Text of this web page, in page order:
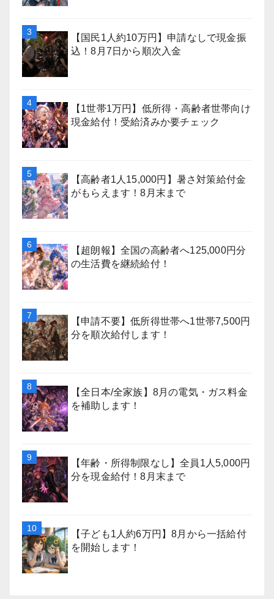
【国民1人約10万円】申請なしで現金振
込！8月7日から順次入金
【1世帯1万円】低所得・高齢者世帯向け
現金給付！受給済みか要チェック
【高齢者1人15,000円】暑さ対策給付金
がもらえます！8月末まで
【超朗報】全国の高齢者へ125,000円分
の生活費を継続給付！
【申請不要】低所得世帯へ1世帯7,500円
分を順次給付します！
【全日本/全家族】8月の電気・ガス料金
を補助します！
【年齢・所得制限なし】全員1人5,000円
分を現金給付！8月末まで
【子ども1人約6万円】8月から一括給付
を開始します！